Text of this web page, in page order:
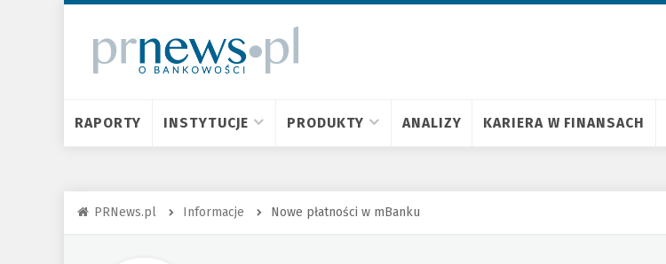
RAPORTY INSTYTUCJE PRODUKTY ANALIZY KARIERA W FINANSACH
PRNews.pl Informacje Nowe płatności w mBanku